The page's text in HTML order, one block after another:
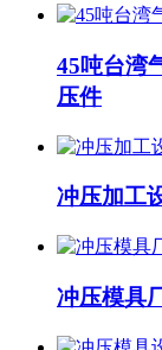
45吨台湾
压件
冲压加工
冲压模具